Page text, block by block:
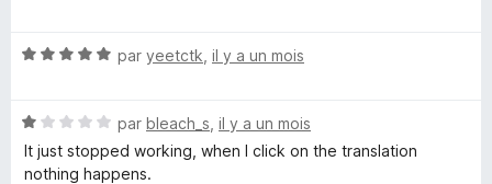
5
r
5
N
é
5
s
par yeetctk il y a un mois
N
o
t
par bleach_s il y a un mois
It just stopped working, when I click on the translation
nothing happens.